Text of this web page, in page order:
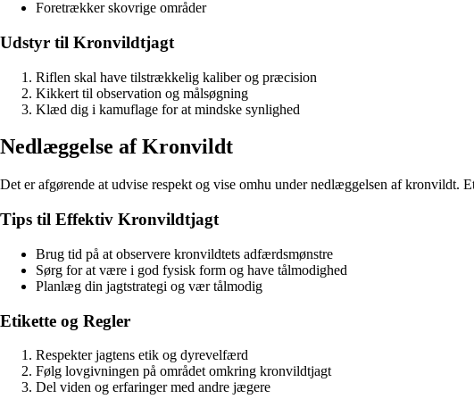
Foretrækker skovrige områder
Udstyr til Kronvildtjagt
Riflen skal have tilstrækkelig kaliber og præcision
Kikkert til observation og målsøgning
Klæd dig i kamuflage for at mindske synlighed
Nedlæggelse af Kronvildt
Det er afgørende at udvise respekt og vise omhu under nedlæggelsen af kronvildt.
Tips til Effektiv Kronvildtjagt
Brug tid på at observere kronvildtets adfærdsmønstre
Sørg for at være i god fysisk form og have tålmodighed
Planlæg din jagtstrategi og vær tålmodig
Etikette og Regler
Respekter jagtens etik og dyrevelfærd
Følg lovgivningen på området omkring kronvildtjagt
Del viden og erfaringer med andre jægere